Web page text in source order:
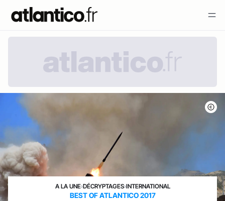
A LA UNE›DÉCRYPTAGES›INTERNATIONAL
BEST OF ATLANTICO 2017